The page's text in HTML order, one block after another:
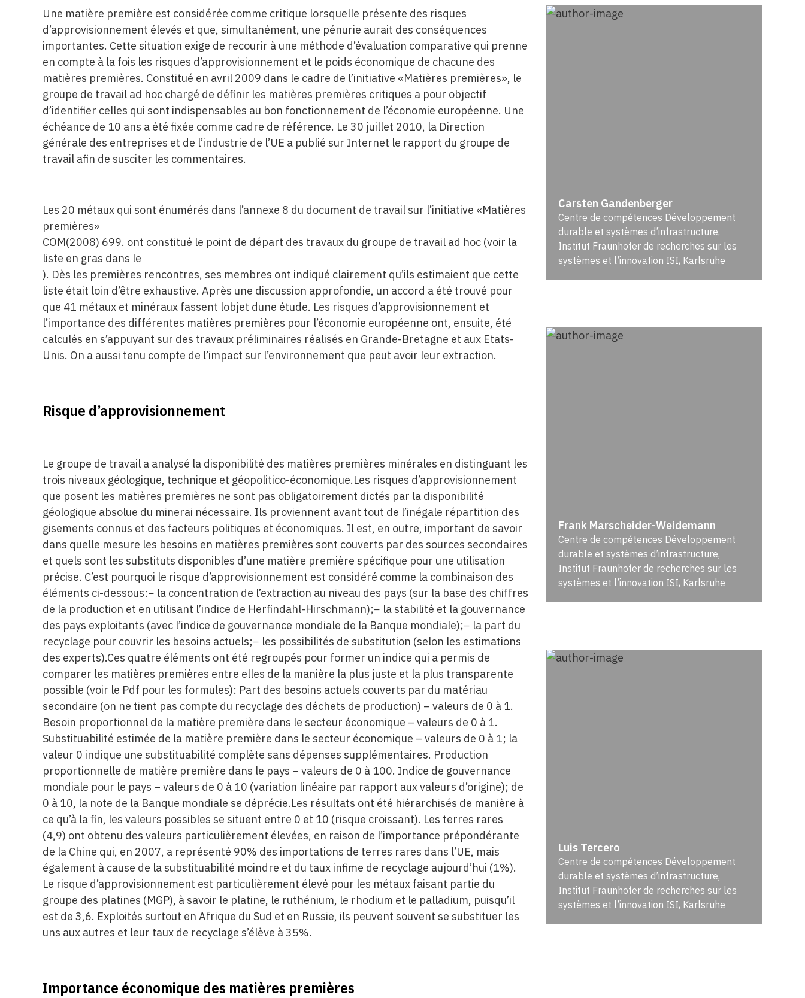
Une matière première est considérée comme critique lorsquelle présente des risques
d’approvisionnement élevés et que, simultanément, une pénurie aurait des conséquences
importantes. Cette situation exige de recourir à une méthode d’évaluation comparative qui prenne
en compte à la fois les risques d’approvisionnement et le poids économique de chacune des
matières premières. Constitué en avril 2009 dans le cadre de l’initiative «Matières premières», le
groupe de travail ad hoc chargé de définir les matières premières critiques a pour objectif
d’identifier celles qui sont indispensables au bon fonctionnement de l’économie européenne. Une
échéance de 10 ans a été fixée comme cadre de référence. Le 30 juillet 2010, la Direction
générale des entreprises et de l’industrie de l’UE a publié sur Internet le rapport du groupe de
travail afin de susciter les commentaires.
Les 20 métaux qui sont énumérés dans l’annexe 8 du document de travail sur l’initiative «Matières
premières»
COM(2008) 699. ont constitué le point de départ des travaux du groupe de travail ad hoc (voir la
liste en gras dans le
). Dès les premières rencontres, ses membres ont indiqué clairement qu’ils estimaient que cette
liste était loin d’être exhaustive. Après une discussion approfondie, un accord a été trouvé pour
que 41 métaux et minéraux fassent lobjet dune étude. Les risques d’approvisionnement et
l’importance des différentes matières premières pour l’économie européenne ont, ensuite, été
calculés en s’appuyant sur des travaux préliminaires réalisés en Grande-Bretagne et aux Etats-
Unis. On a aussi tenu compte de l’impact sur l’environnement que peut avoir leur extraction.
Risque d’approvisionnement
Le groupe de travail a analysé la disponibilité des matières premières minérales en distinguant les
trois niveaux géologique, technique et géopolitico-économique.Les risques d’approvisionnement
que posent les matières premières ne sont pas obligatoirement dictés par la disponibilité
géologique absolue du minerai nécessaire. Ils proviennent avant tout de l’inégale répartition des
gisements connus et des facteurs politiques et économiques. Il est, en outre, important de savoir
dans quelle mesure les besoins en matières premières sont couverts par des sources secondaires
et quels sont les substituts disponibles d’une matière première spécifique pour une utilisation
précise. C’est pourquoi le risque d’approvisionnement est considéré comme la combinaison des
éléments ci-dessous:− la concentration de l’extraction au niveau des pays (sur la base des chiffres
de la production et en utilisant l’indice de Herfindahl-Hirschmann);− la stabilité et la gouvernance
des pays exploitants (avec l’indice de gouvernance mondiale de la Banque mondiale);− la part du
recyclage pour couvrir les besoins actuels;− les possibilités de substitution (selon les estimations
des experts).Ces quatre éléments ont été regroupés pour former un indice qui a permis de
comparer les matières premières entre elles de la manière la plus juste et la plus transparente
possible (voir le Pdf pour les formules): Part des besoins actuels couverts par du matériau
secondaire (on ne tient pas compte du recyclage des déchets de production) – valeurs de 0 à 1.
Besoin proportionnel de la matière première dans le secteur économique – valeurs de 0 à 1.
Substituabilité estimée de la matière première dans le secteur économique – valeurs de 0 à 1; la
valeur 0 indique une substituabilité complète sans dépenses supplémentaires. Production
proportionnelle de matière première dans le pays – valeurs de 0 à 100. Indice de gouvernance
mondiale pour le pays – valeurs de 0 à 10 (variation linéaire par rapport aux valeurs d’origine); de
0 à 10, la note de la Banque mondiale se déprécie.Les résultats ont été hiérarchisés de manière à
ce qu’à la fin, les valeurs possibles se situent entre 0 et 10 (risque croissant). Les terres rares
(4,9) ont obtenu des valeurs particulièrement élevées, en raison de l’importance prépondérante
de la Chine qui, en 2007, a représenté 90% des importations de terres rares dans l’UE, mais
également à cause de la substituabilité moindre et du taux infime de recyclage aujourd’hui (1%).
Le risque d’approvisionnement est particulièrement élevé pour les métaux faisant partie du
groupe des platines (MGP), à savoir le platine, le ruthénium, le rhodium et le palladium, puisqu’il
est de 3,6. Exploités surtout en Afrique du Sud et en Russie, ils peuvent souvent se substituer les
uns aux autres et leur taux de recyclage s’élève à 35%.
Importance économique des matières premières
Carsten Gandenberger
Centre de compétences Développement
durable et systèmes d’infrastructure,
Institut Fraunhofer de recherches sur les
systèmes et l’innovation ISI, Karlsruhe
Frank Marscheider-Weidemann
Centre de compétences Développement
durable et systèmes d’infrastructure,
Institut Fraunhofer de recherches sur les
systèmes et l’innovation ISI, Karlsruhe
Luis Tercero
Centre de compétences Développement
durable et systèmes d’infrastructure,
Institut Fraunhofer de recherches sur les
systèmes et l’innovation ISI, Karlsruhe